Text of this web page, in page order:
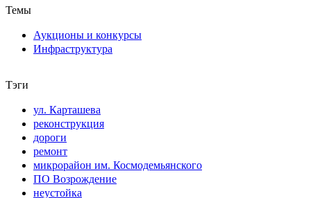
Темы
Аукционы и конкурсы
Инфраструктура
Тэги
ул. Карташева
реконструкция
дороги
ремонт
микрорайон им. Космодемьянского
ПО Возрождение
неустойка